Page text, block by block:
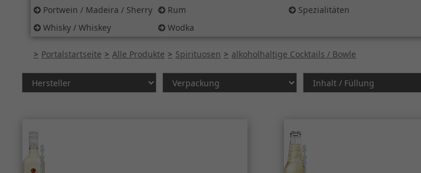
Portwein / Madeira / Sherry
Rum Spezialitäten
Whisky / Whiskey
Wodka
Portalstartseite Alle Produkte Spirituosen alkoholhaltige Cocktails / Bowle